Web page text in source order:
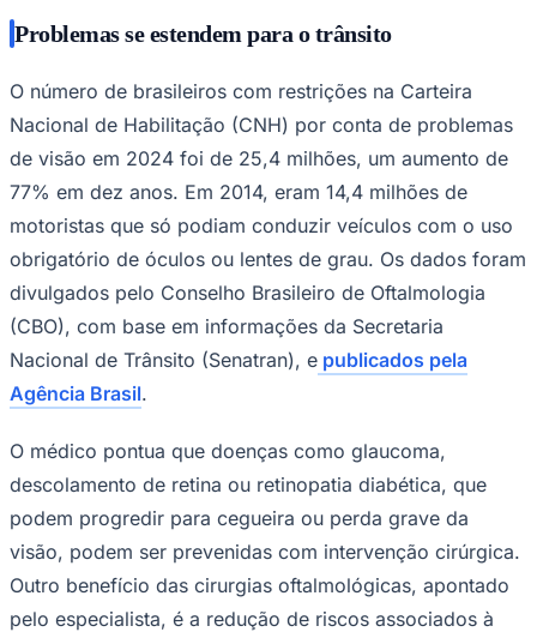
São Paulo
Problemas se estendem para o trânsito
O número de brasileiros com restrições na Carteira
Nacional de Habilitação (CNH) por conta de problemas
de visão em 2024 foi de 25,4 milhões, um aumento de
77% em dez anos. Em 2014, eram 14,4 milhões de
motoristas que só podiam conduzir veículos com o uso
obrigatório de óculos ou lentes de grau. Os dados foram
divulgados pelo Conselho Brasileiro de Oftalmologia
(CBO), com base em informações da Secretaria
Nacional de Trânsito (Senatran), e publicados pela
Agência Brasil.
O médico pontua que doenças como glaucoma,
descolamento de retina ou retinopatia diabética, que
podem progredir para cegueira ou perda grave da
visão, podem ser prevenidas com intervenção cirúrgica.
Outro benefício das cirurgias oftalmológicas, apontado
pelo especialista, é a redução de riscos associados à